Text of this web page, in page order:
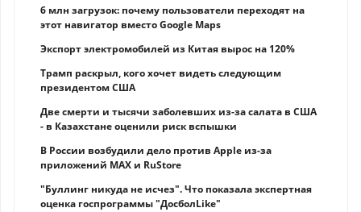
6 млн загрузок: почему пользователи переходят на
этот навигатор вместо Google Maps
Экспорт электромобилей из Китая вырос на 120%
Трамп раскрыл, кого хочет видеть следующим
президентом США
Две смерти и тысячи заболевших из-за салата в США
- в Казахстане оценили риск вспышки
В России возбудили дело против Apple из-за
приложений MAX и RuStore
"Буллинг никуда не исчез". Что показала экспертная
оценка госпрограммы "ДосболLike"